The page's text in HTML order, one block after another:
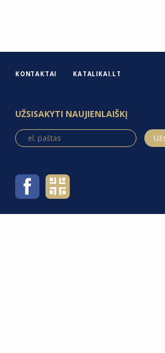
KONTAKTAI KATALIKAI.LT
UŽSISAKYTI NAUJIENLAIŠKĮ